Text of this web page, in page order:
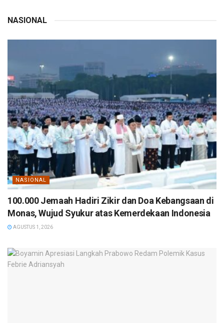
NASIONAL
NASIONAL
100.000 Jemaah Hadiri Zikir dan Doa Kebangsaan di
Monas, Wujud Syukur atas Kemerdekaan Indonesia
AGUSTUS 1, 2026